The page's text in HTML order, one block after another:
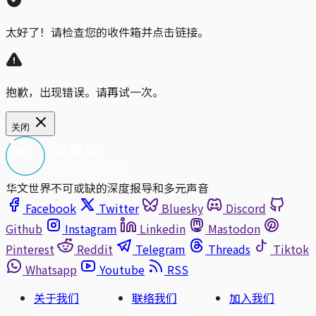
太好了！请检查您的收件箱并点击链接。
抱歉，出现错误。请再试一次。
关闭
华文世界不可或缺的深度报导和多元声音
Facebook
Twitter Bluesky
Discord
Github
Instagram Linkedin
Mastodon
Pinterest
Reddit Telegram Threads
Tiktok
Whatsapp
Youtube
RSS
关于我们
联络我们
加入我们